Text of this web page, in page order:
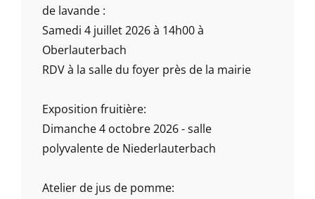
de lavande :
Samedi 4 juillet 2026 à 14h00 à
Oberlauterbach
RDV à la salle du foyer près de la mairie
Exposition fruitière:
Dimanche 4 octobre 2026 - salle
polyvalente de Niederlauterbach
Atelier de jus de pomme: